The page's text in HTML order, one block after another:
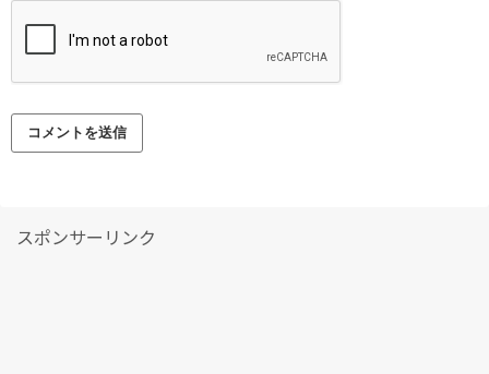
スポンサーリンク